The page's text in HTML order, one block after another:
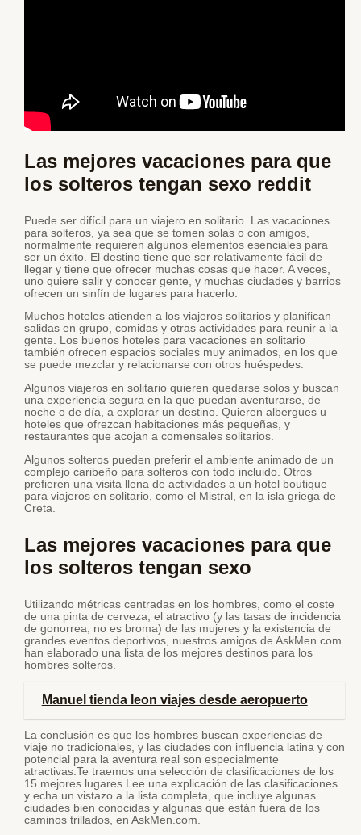
Las mejores vacaciones para que
los solteros tengan sexo reddit
Puede ser difícil para un viajero en solitario. Las vacaciones
para solteros, ya sea que se tomen solas o con amigos,
normalmente requieren algunos elementos esenciales para
ser un éxito. El destino tiene que ser relativamente fácil de
llegar y tiene que ofrecer muchas cosas que hacer. A veces,
uno quiere salir y conocer gente, y muchas ciudades y barrios
ofrecen un sinfín de lugares para hacerlo.
Muchos hoteles atienden a los viajeros solitarios y planifican
salidas en grupo, comidas y otras actividades para reunir a la
gente. Los buenos hoteles para vacaciones en solitario
también ofrecen espacios sociales muy animados, en los que
se puede mezclar y relacionarse con otros huéspedes.
Algunos viajeros en solitario quieren quedarse solos y buscan
una experiencia segura en la que puedan aventurarse, de
noche o de día, a explorar un destino. Quieren albergues u
hoteles que ofrezcan habitaciones más pequeñas, y
restaurantes que acojan a comensales solitarios.
Algunos solteros pueden preferir el ambiente animado de un
complejo caribeño para solteros con todo incluido. Otros
prefieren una visita llena de actividades a un hotel boutique
para viajeros en solitario, como el Mistral, en la isla griega de
Creta.
Las mejores vacaciones para que
los solteros tengan sexo
Utilizando métricas centradas en los hombres, como el coste
de una pinta de cerveza, el atractivo (y las tasas de incidencia
de gonorrea, no es broma) de las mujeres y la existencia de
grandes eventos deportivos, nuestros amigos de AskMen.com
han elaborado una lista de los mejores destinos para los
hombres solteros.
Manuel tienda leon viajes desde aeropuerto
La conclusión es que los hombres buscan experiencias de
viaje no tradicionales, y las ciudades con influencia latina y con
potencial para la aventura real son especialmente
atractivas.Te traemos una selección de clasificaciones de los
15 mejores lugares.Lee una explicación de las clasificaciones
y echa un vistazo a la lista completa, que incluye algunas
ciudades bien conocidas y algunas que están fuera de los
caminos trillados, en AskMen.com.